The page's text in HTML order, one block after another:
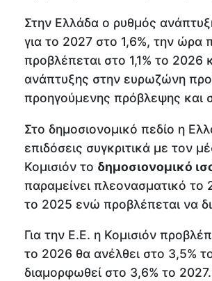
Στην Ελλάδα ο ρυθμός
για το 2027 στο 1,6%, την
προβλέπεται στο 1,1% το 2026
ανάπτυξης στην ευρωζώνη
προηγούμενης πρόβλεψης και
Στο δημοσιονομικό πεδίο η
επιδόσεις συγκριτικά με τον
Κομισιόν το δημοσιονομικό
παραμείνει πλεονασματικό
το 2025 ενώ προβλέπεται να
Για την Ε.Ε. η Κομισιόν
το 2026 θα ανέλθει στο 3,5%
διαμορφωθεί στο 3,6% το